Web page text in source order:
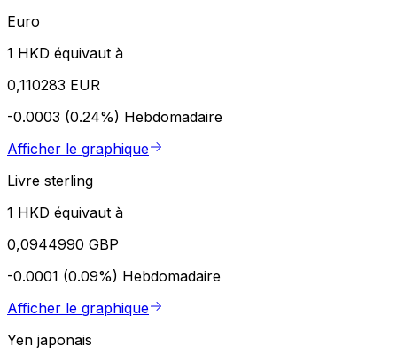
Euro
1 HKD équivaut à
0,110283 EUR
-0.0003 (0.24%) Hebdomadaire
Afficher le graphique
Livre sterling
1 HKD équivaut à
0,0944990 GBP
-0.0001 (0.09%) Hebdomadaire
Afficher le graphique
Yen japonais